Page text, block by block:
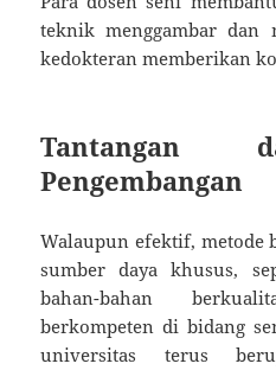
teknik menggambar dan
kedokteran memberikan
Tantangan
Pengembangan
Walaupun efektif,
sumber daya khusus,
bahan-bahan
berkompeten di bidang
universitas terus